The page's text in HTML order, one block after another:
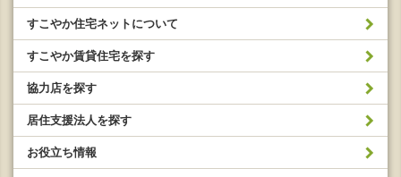
すこやか住宅ネットについて
すこやか賃貸住宅を探す
協力店を探す
居住支援法人を探す
お役立ち情報